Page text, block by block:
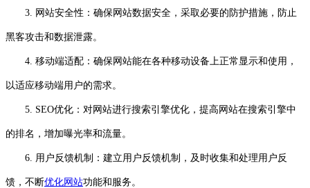
3. 网站安全性：确保网站数据安全，采取必要的防护措施，防止
黑客攻击和数据泄露。
4. 移动端适配：确保网站能在各种移动设备上正常显示和使用，
以适应移动端用户的需求。
5. SEO优化：对网站进行搜索引擎优化，提高网站在搜索引擎中
的排名，增加曝光率和流量。
6. 用户反馈机制：建立用户反馈机制，及时收集和处理用户反
馈，不断优化网站功能和服务。